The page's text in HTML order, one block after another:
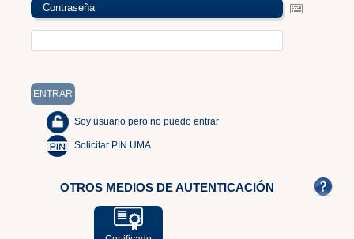
Contraseña
Soy usuario pero no puedo entrar
Solicitar PIN UMA
OTROS MEDIOS DE AUTENTICACIÓN